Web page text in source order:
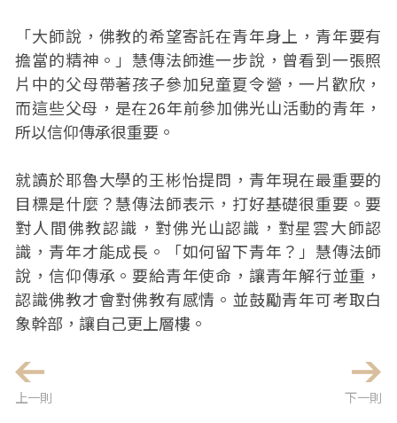
「大師說，佛教的希望寄託在青年身上，青年要有
擔當的精神。」慧傳法師進一步說，曾看到一張照
片中的父母帶著孩子參加兒童夏令營，一片歡欣，
而這些父母，是在26年前參加佛光山活動的青年，
所以信仰傳承很重要。
就讀於耶魯大學的王彬怡提問，青年現在最重要的
目標是什麼？慧傳法師表示，打好基礎很重要。要
對人間佛教認識，對佛光山認識，對星雲大師認
識，青年才能成長。「如何留下青年？」慧傳法師
說，信仰傳承。要給青年使命，讓青年解行並重，
認識佛教才會對佛教有感情。並鼓勵青年可考取白
象幹部，讓自己更上層樓。
上一則 下一則